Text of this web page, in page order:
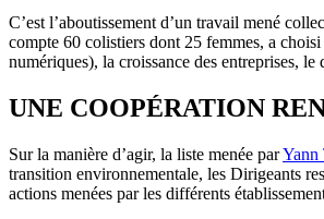
C’est l’aboutissement d’un travail mené
compte 60 colistiers dont 25 femmes, a
numériques), la croissance des entreprises,
UNE COOPÉRATION
Sur la manière d’agir, la liste menée parYann
transition environnementale, les Dirigeants
actions menées par les différents